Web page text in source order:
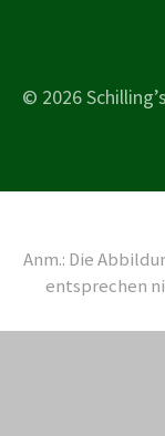
© 2026
Anm.: Die
entsprechen